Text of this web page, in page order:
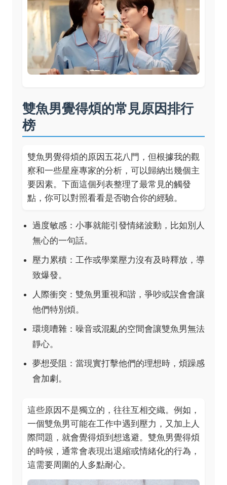
雙魚男覺得煩的常見原因排行
榜
雙魚男覺得煩的原因五花八門，但根據我的觀
察和一些星座專家的分析，可以歸納出幾個主
要因素。下面這個列表整理了最常見的觸發
點，你可以對照看看是否吻合你的經驗。
過度敏感：小事就能引發情緒波動，比如別人
無心的一句話。
壓力累積：工作或學業壓力沒有及時釋放，導
致爆發。
人際衝突：雙魚男重視和諧，爭吵或誤會會讓
他們特別煩。
環境嘈雜：噪音或混亂的空間會讓雙魚男無法
靜心。
夢想受阻：當現實打擊他們的理想時，煩躁感
會加劇。
這些原因不是獨立的，往往互相交織。例如，
一個雙魚男可能在工作中遇到壓力，又加上人
際問題，就會覺得煩到想逃避。雙魚男覺得煩
的時候，通常會表現出退縮或情緒化的行為，
這需要周圍的人多點耐心。